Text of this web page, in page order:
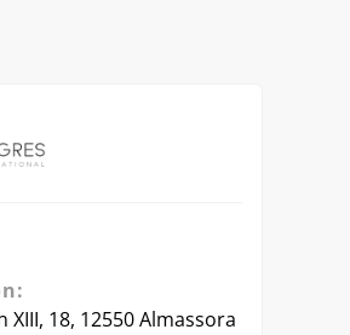
XIII, 18, 12550 Almassora